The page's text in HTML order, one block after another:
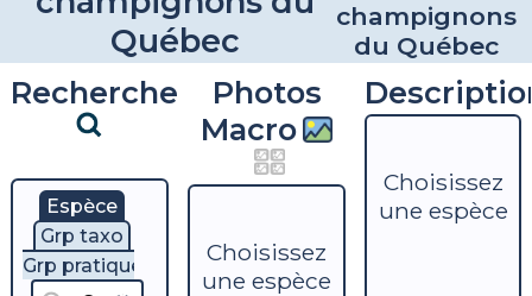
Québec
champignons
du Québec
Recherche
Espèce
Grp taxo
Grp pratique
Photos
Macro
Choisissez
une espèce
Choisissez
une espèce